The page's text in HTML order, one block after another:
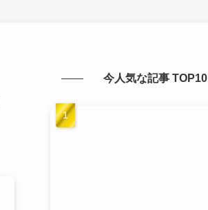
今人気な記事 TOP10